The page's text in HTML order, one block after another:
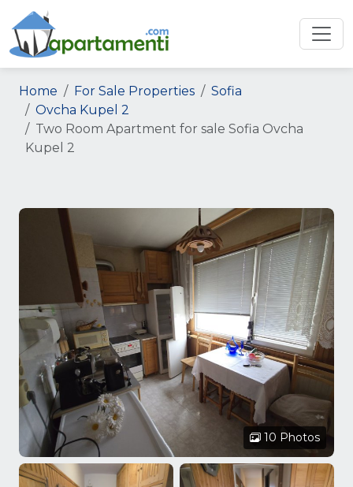
Home For Sale Properties
Sofia
Ovcha Kupel 2
Two Room Apartment for sale Sofia Ovcha
Kupel 2
10 Photos